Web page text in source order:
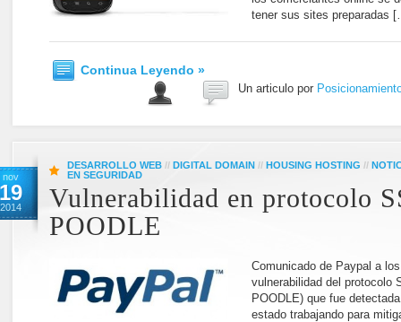
tener sus sites preparadas
Continua Leyendo »
Un articulo por
nov
19
2014
DESARROLLO WEB // DIGITAL DOMAIN // HOUSING HOSTING //
EN SEGURIDAD
Vulnerabilidad en protocolo
POODLE
Comunicado de Paypal a
vulnerabilidad del protocolo
POODLE) que fue
estado trabajando para